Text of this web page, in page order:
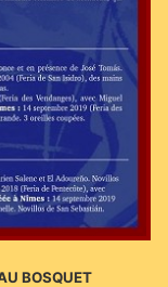
BOSQUET